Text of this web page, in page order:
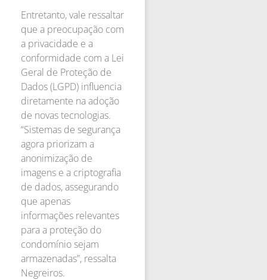
Entretanto, vale ressaltar
que a preocupação com
a privacidade e a
conformidade com a Lei
Geral de Proteção de
Dados (LGPD) influencia
diretamente na adoção
de novas tecnologias.
“Sistemas de segurança
agora priorizam a
anonimização de
imagens e a criptografia
de dados, assegurando
que apenas
informações relevantes
para a proteção do
condomínio sejam
armazenadas”, ressalta
Negreiros.